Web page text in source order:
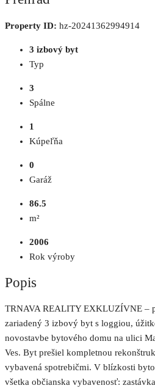
Property ID: hz-20241362994914
3 izbový byt
Typ
3
Spálne
1
Kúpeľňa
0
Garáž
86.5
m²
2006
Rok výroby
Popis
TRNAVA REALITY EXKLUZÍVNE –
zariadený 3 izbový byt s loggiou,
novostavbe bytového domu na ulici
Ves. Byt prešiel kompletnou
vybavená spotrebičmi. V blízkosti
všetka občianska vybavenosť: